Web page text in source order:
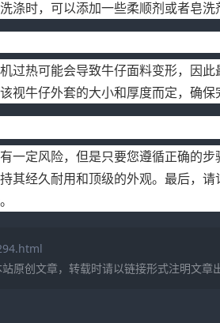
涤时，可以添加一些柔顺剂或者皂洗
过热可能会导致牛仔面料变形，因此
视牛仔外套的大小和厚度而定，确保
一定风险，但是只要您遵循正确的
其经久耐用和顶级的外观。最后，
原创文章，转载时请以链接形式注明文章